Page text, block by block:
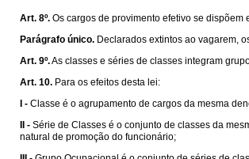
Art. 8º. Os cargos de provimento efetivo se
Parágrafo único. Declarados extintos ao vagarem,
Art. 9º.As classes e séries de classes integram
Art. 10. Para os efeitos desta lei:
I - Classe é o agrupamento de cargos da mesma
II - Série de Classes é o conjunto de classes da
natural de promoção do funcionário;